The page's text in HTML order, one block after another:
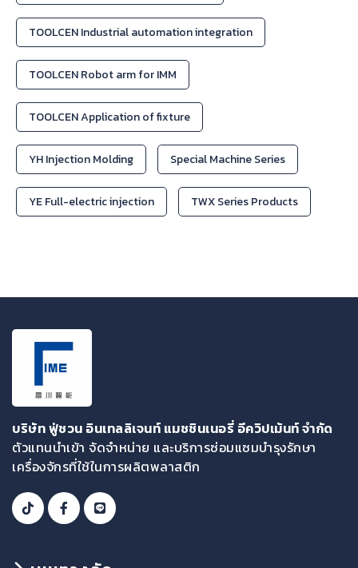
TOOLCEN Industrial automation integration
TOOLCEN Robot arm for IMM
TOOLCEN Application of fixture
YH Injection Molding Special Machine Series
YE Full-electric injection TWX Series Products
บริษัท ฟู่ชวน อินเทลลิเจนท์ แมชชินเนอรี่ อีควิปเม้นท์ จำกัด
ตัวแทนนำเข้า จัดจำหน่าย และบริการซ่อมแซมบำรุงรักษา
เครื่องจักรที่ใช้ในการผลิตพลาสติก